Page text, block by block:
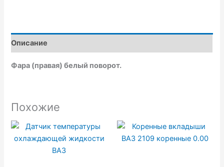
o
o
k
a
p
o
e
Описание
Фара (правая) белый поворот.
Похожие